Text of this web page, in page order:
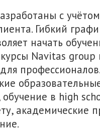
с
Гибкий
начать
Navitas
обучение в high
академические